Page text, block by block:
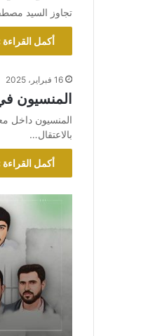
تجاوز السيد
أكمل القراءة
16 فبراير، 2025
المنسيون
المنسيون داخل
بالاعتقال…
أكمل القراءة